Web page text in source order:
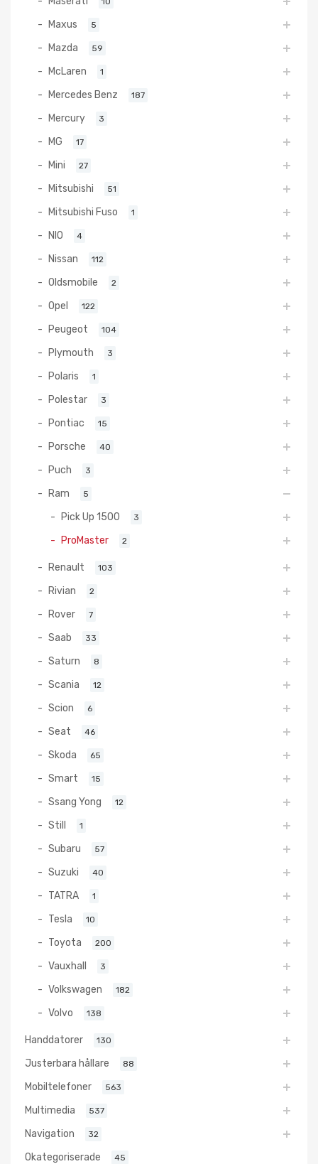
Maxus 5
Mazda 59
McLaren 1
Mercedes Benz 187
Mercury 3
MG 17
Mini 27
Mitsubishi 51
Mitsubishi Fuso 1
NIO 4
Nissan 112
Oldsmobile 2
Opel 122
Peugeot 104
Plymouth 3
Polaris 1
Polestar 3
Pontiac 15
Porsche 40
Puch 3
Ram 5
Pick Up 1500 3
ProMaster 2
Renault 103
Rivian 2
Rover 7
Saab 33
Saturn 8
Scania 12
Scion 6
Seat 46
Skoda 65
Smart 15
Ssang Yong 12
Still 1
Subaru 57
Suzuki 40
TATRA 1
Tesla 10
Toyota 200
Vauxhall 3
Volkswagen 182
Volvo 138
Handdatorer 130
Justerbara hållare 88
Mobiltelefoner 563
Multimedia 537
Navigation 32
Okategoriserade 45